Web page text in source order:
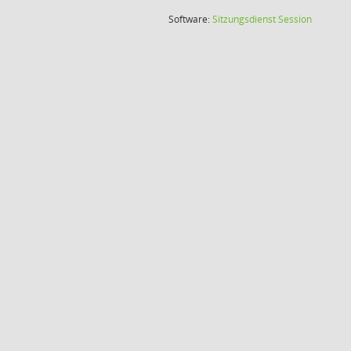
Software:SitzungsdienstSession(Wird in